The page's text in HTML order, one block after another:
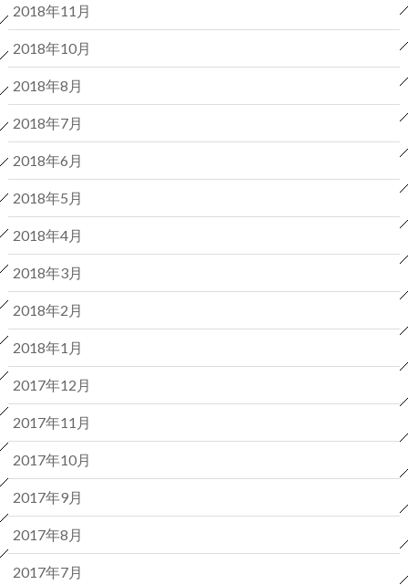
2018年11月
2018年10月
2018年8月
2018年7月
2018年6月
2018年5月
2018年4月
2018年3月
2018年2月
2018年1月
2017年12月
2017年11月
2017年10月
2017年9月
2017年8月
2017年7月